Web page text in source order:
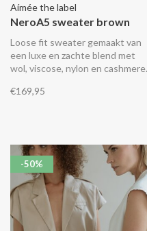
Aímée the label
NeroA5 sweater brown
Loose fit sweater gemaakt van
een luxe en zachte blend met
wol, viscose, nylon en cashmere.
wijde mouwen.
€169,95
-50%